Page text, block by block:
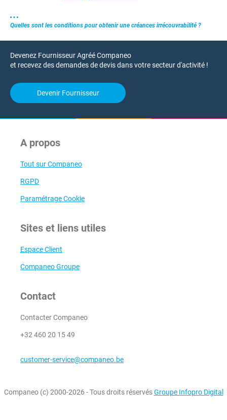
Quelles sont les conditions pour obtenir une créances irrécouvrabilité ?
Devenez Fournisseur Agréé Companeo
et recevez des demandes de devis dans votre secteur d'activité !
Devenir Fournisseur
A propos
Tout sur Companeo
RGPD
Paramétrage Cookie
Sites et liens utiles
Espace Client
Companeo Groupe
Contact
Contacter Companeo
+32 460 20 15 49
customer-service@companeo.be
Companeo (c) 2000-2026 - Tous droits réservésGroupe Infopro Digital